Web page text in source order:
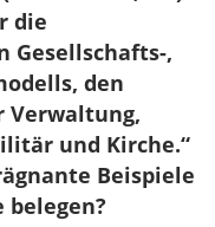
die
Gesellschafts-,
den
Verwaltung,
und Kirche.“
Beispiele
belegen?